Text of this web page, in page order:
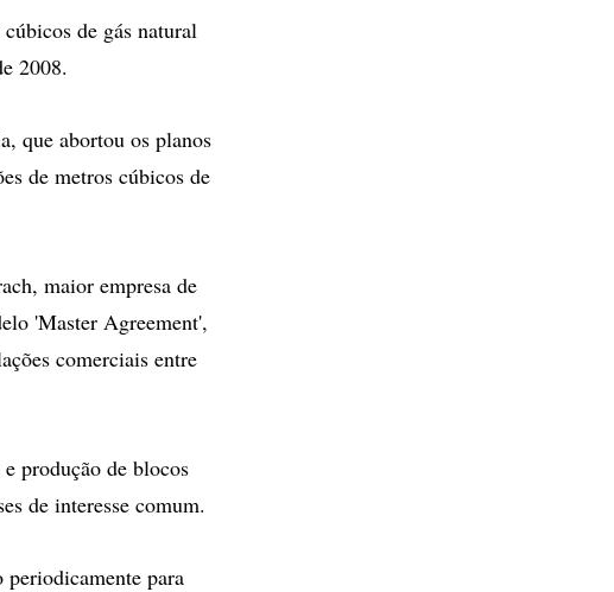
de gás natural
2008.
que abortou os planos
de metros cúbicos de
maior empresa de
'Master Agreement',
comerciais entre
produção de blocos
de interesse comum.
periodicamente para